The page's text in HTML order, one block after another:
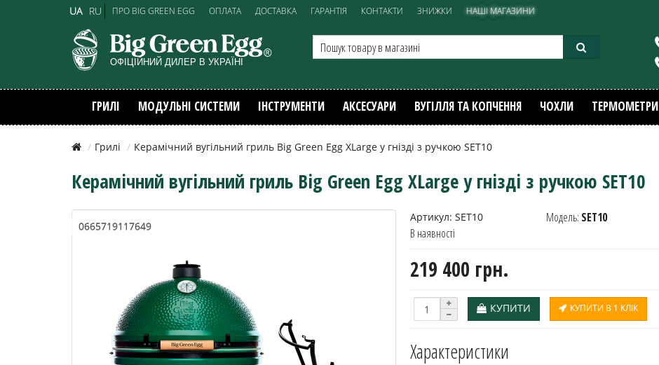
RU
UA ПРО BIG GREEN EGG ОПЛАТА ДОСТАВКА ГАРАНТІЯ КОНТАКТИ ЗНИЖКИ НАШІ МАГАЗИНИ
ГРИЛІ МОДУЛЬНІ СИСТЕМИ ІНСТРУМЕНТИ АКСЕСУАРИ ВУГІЛЛЯ ТА КОПЧЕННЯ ЧОХЛИ ТЕРМОМЕТРИ
Грилі Керамічний вугільний гриль Big Green Egg XLarge у гнізді з ручкою SET10
Керамічний вугільний гриль Big Green Egg XLarge у гнізді з ручкою SET10
0665719117649
Артикул:SET10 Модель: SET10
В наявності
219 400 грн.
КУПИТИ КУПИТИ В 1 КЛІК
Характеристики